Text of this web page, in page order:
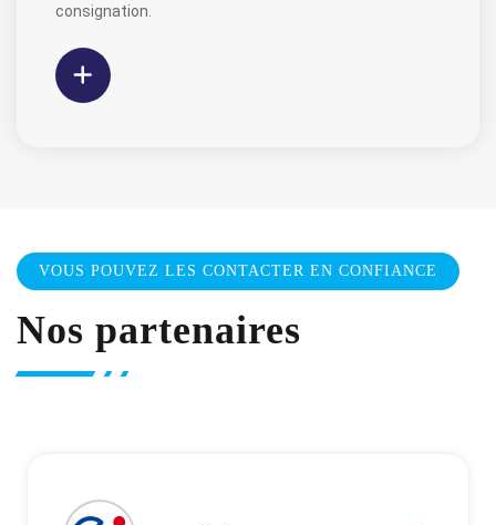
consignation.
VOUS POUVEZ LES CONTACTER EN CONFIANCE
Nos partenaires